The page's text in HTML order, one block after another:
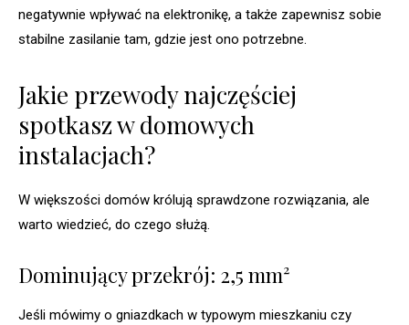
negatywnie wpływać na elektronikę, a także zapewnisz sobie
stabilne zasilanie tam, gdzie jest ono potrzebne.
Jakie przewody najczęściej
spotkasz w domowych
instalacjach?
W większości domów królują sprawdzone rozwiązania, ale
warto wiedzieć, do czego służą.
Dominujący przekrój: 2,5 mm²
Jeśli mówimy o gniazdkach w typowym mieszkaniu czy